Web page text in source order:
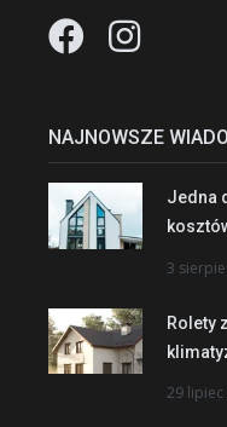
NAJNOWSZE
Jedna
3
Rolety
29 lipiec